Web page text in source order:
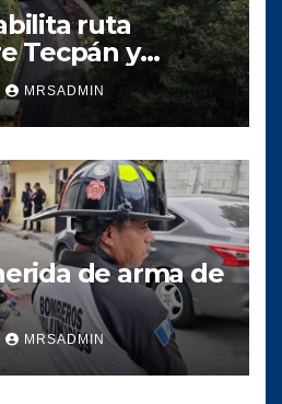
ruta
Tecpán y
la
MRSADMIN
de arma de
MRSADMIN